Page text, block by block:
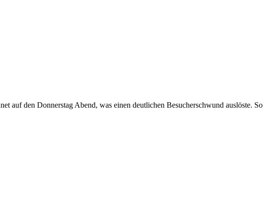
auf den Donnerstag Abend, was einen deutlichen Besucherschwund auslöste. So